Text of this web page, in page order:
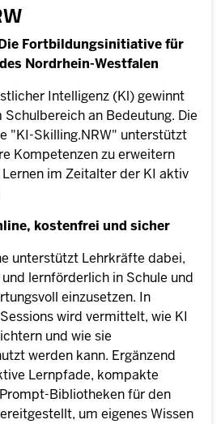
Fortbildungsinitiative für
Nordrhein-Westfalen
Intelligenz (Kl) gewinnt
an Bedeutung. Die
"KI-Skilling.NRW" unterstützt
Kompetenzen zu erweitern
im Zeitalter der KI aktiv
kostenfrei und sicher
unterstützt Lehrkräfte dabei,
lernförderlich in Schule und
einzusetzen. In
wird vermittelt, wie KI
und wie sie
werden kann. Ergänzend
Lernpfade, kompakte
Bibliotheken für den
um eigenes Wissen